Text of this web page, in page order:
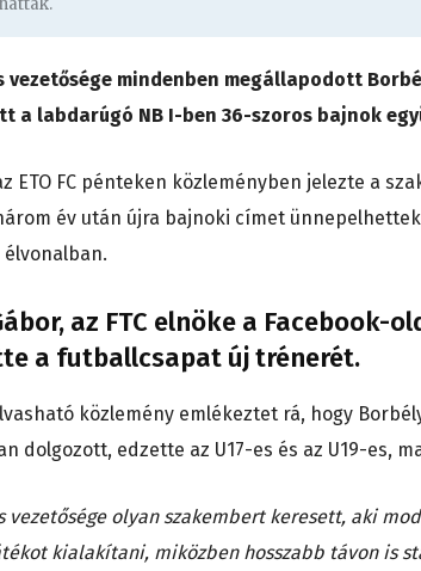
vezetősége mindenben megállapodott
a labdarúgó NB I-ben 36-szoros bajnok
ETO FC pénteken közleményben jelezte a
év után újra bajnoki címet
az FTC elnöke a Facebook-
a futballcsapat új trénerét.
közlemény emlékeztet rá, hogy
dolgozott, edzette az U17-es és az U19-es,
vezetősége olyan szakembert keresett, aki
kialakítani, miközben hosszabb távon is